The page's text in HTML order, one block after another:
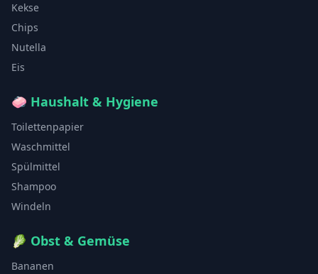
Kekse
Chips
Nutella
Eis
🧼 Haushalt & Hygiene
Toilettenpapier
Waschmittel
Spülmittel
Shampoo
Windeln
🥬 Obst & Gemüse
Bananen